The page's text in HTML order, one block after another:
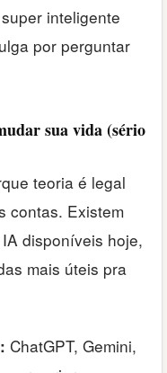
inteligente
por perguntar
sua vida (sério
teoria é legal
contas. Existem
disponíveis hoje,
mais úteis pra
ChatGPT, Gemini,